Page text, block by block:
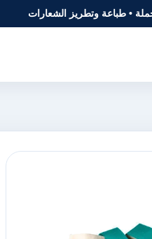
• طباعة وتطريز الشعارات